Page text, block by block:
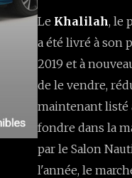
Le Khalilah, le
a été livré à son
2019 et à
de le vendre,
maintenant listé
fondre dans la
par le Salon
l'année, le